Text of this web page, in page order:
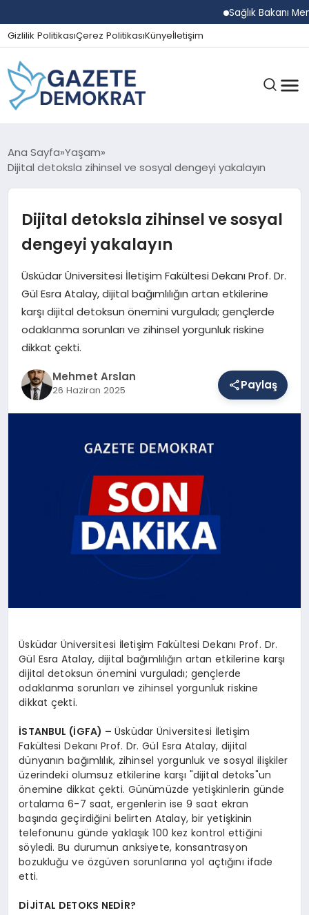
Sağlık Bakanı
Gizlilik PolitikasıÇerez PolitikasıKünyeİletişim
GÜNDEM
SPOR
SAĞLIK
Ana Sayfa Yaşam
Dijital detoksla zihinsel ve sosyal dengeyi yakalayın
Dijital detoksla zihinsel ve sosyal
dengeyi yakalayın
Üsküdar Üniversitesi İletişim Fakültesi Dekanı Prof. Dr.
Gül Esra Atalay, dijital bağımlılığın artan etkilerine
karşı dijital detoksun önemini vurguladı; gençlerde
odaklanma sorunları ve zihinsel yorgunluk riskine
dikkat çekti.
Mehmet Arslan
26 Haziran 2025 Paylaş
Üsküdar Üniversitesi İletişim Fakültesi Dekanı Prof. Dr.
Gül Esra Atalay, dijital bağımlılığın artan etkilerine karşı
dijital detoksun önemini vurguladı; gençlerde
odaklanma sorunları ve zihinsel yorgunluk riskine
dikkat çekti.
İSTANBUL (İGFA) –Üsküdar Üniversitesi İletişim
Fakültesi Dekanı Prof. Dr. Gül Esra Atalay, dijital
dünyanın bağımlılık, zihinsel yorgunluk ve sosyal ilişkiler
üzerindeki olumsuz etkilerine karşı "dijital detoks"un
önemine dikkat çekti. Günümüzde yetişkinlerin günde
ortalama 6-7 saat, ergenlerin ise 9 saat ekran
başında geçirdiğini belirten Atalay, bir yetişkinin
telefonunu günde yaklaşık 100 kez kontrol ettiğini
söyledi. Bu durumun anksiyete, konsantrasyon
bozukluğu ve özgüven sorunlarına yol açtığını ifade
etti.
DİJİTAL DETOKS NEDİR?